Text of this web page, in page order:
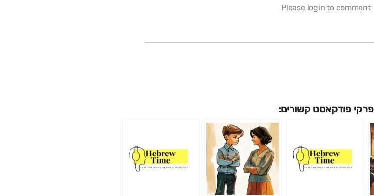
Please login to comment
פרקי פודקאסט קשורים: